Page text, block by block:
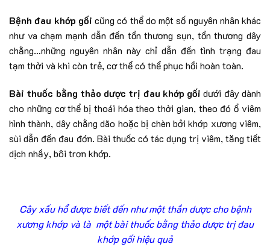
Bệnh đau khớp gối cũng có thể do một số nguyên nhân khác
như va chạm mạnh dẫn đến tổn thương sụn, tổn thương dây
chằng…những nguyên nhân này chỉ dẫn đến tình trạng đau
tạm thời và khi còn trẻ, cơ thể có thể phục hồi hoàn toàn.
Bài thuốc bằng thảo dược trị đau khớp gối dưới đây dành
cho những cơ thể bị thoái hóa theo thời gian, theo đó ổ viêm
hình thành, dây chằng dão hoặc bị chèn bởi khớp xương viêm,
sùi dẫn đến đau đớn. Bài thuốc có tác dụng trị viêm, tăng tiết
dịch nhầy, bôi trơn khớp.
Cây xấu hổ được biết đến như một thần dược cho bệnh
xương khớp và là một bài thuốc bằng thảo dược trị đau
khớp gối hiệu quả